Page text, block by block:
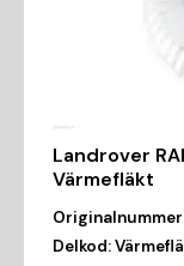
Landrover
Värmefläkt
Delkod: